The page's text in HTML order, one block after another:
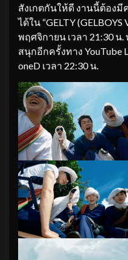
สังเกตกันให้ดี งานนี้ต้องมี
ได้ใน “GELTY (GELBOYS
พฤศจิกายน เวลา 21:30 น
สนุกอีกครั้งทาง YouTube
oneD เวลา 22:30 น.